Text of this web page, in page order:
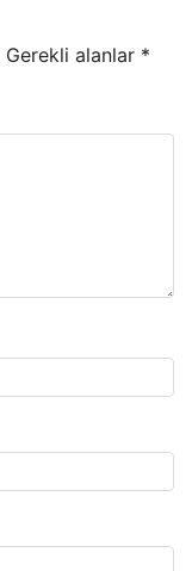
Gerekli alanlar *